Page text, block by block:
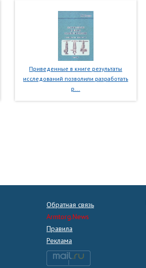
Приведенные в книге результаты
исследований позволили разработать
р...
Обратная связь
Armtorg.News
Правила
Реклама